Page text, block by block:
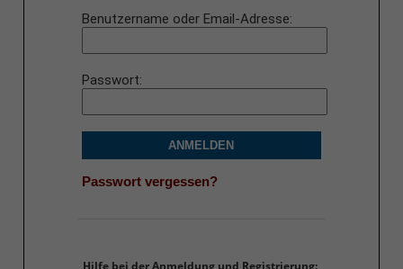
Benutzername oder Email-Adresse
Passwort
ANMELDEN
Passwort vergessen?